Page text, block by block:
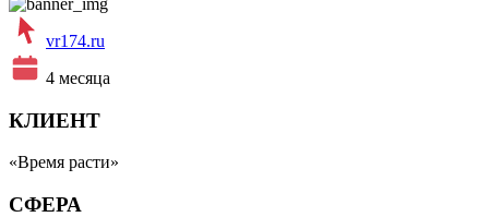
vr174.ru
4 месяца
КЛИЕНТ
«Время расти»
СФЕРА